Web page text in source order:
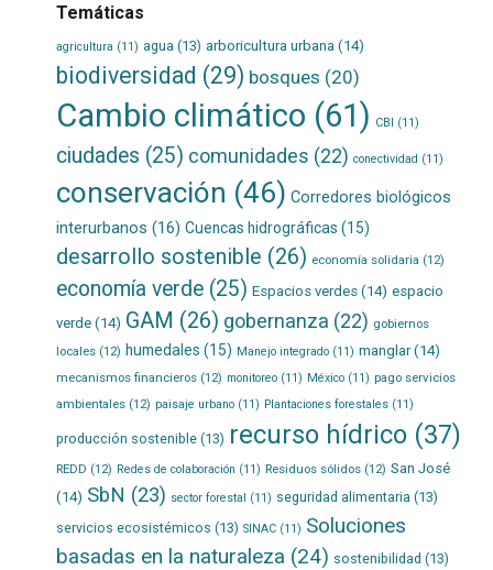
Temáticas
agricultura (11) agua (13) arboricultura urbana (14)
biodiversidad (29) bosques (20)
Cambio climático (61) CBI (11)
ciudades (25) comunidades (22) conectividad (11)
conservación (46) Corredores biológicos
interurbanos (16) Cuencas hidrográficas (15)
desarrollo sostenible (26) economía solidaria (12)
economía verde(25) Espacios verdes(14) espacio
verde(14) GAM (26) gobernanza (22) gobiernos
locales(12) humedales (15) Manejo integrado(11) manglar(14)
mecanismos financieros(12) monitoreo(11) México(11) pago servicios
ambientales(12) paisaje urbano(11) Plantaciones forestales(11)
producción sostenible(13) recurso hídrico(37)
REDD (12) Redes de colaboración (11) Residuos sólidos(12) San José
(14) SbN (23) sector forestal (11) seguridad alimentaria (13)
servicios ecosistémicos (13) SINAC(11) Soluciones
basadas en la naturaleza (24) sostenibilidad (13)